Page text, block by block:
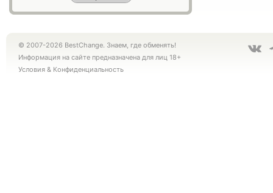
© 2007-2026 BestChange. Знаем, где обменять!
Информация на сайте предназначена для лиц 18+
Условия & Конфиденциальность